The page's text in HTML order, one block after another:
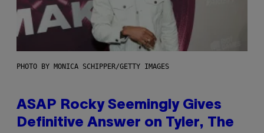
PHOTO BY MONICA SCHIPPER/GETTY IMAGES
ASAP Rocky Seemingly Gives
Definitive Answer on Tyler, The